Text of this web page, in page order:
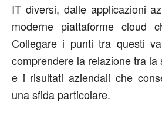
IT diversi, dalle applicazioni
moderne piattaforme cloud
Collegare i punti tra questi
comprendere la relazione tra
e i risultati aziendali che
una sfida particolare.